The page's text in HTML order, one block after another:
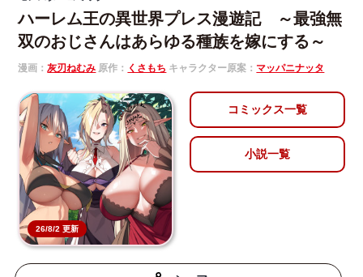
ハーレム王の異世界プレス漫遊記 ～最強無
双のおじさんはあらゆる種族を嫁にする～
漫画：灰刃ねむみ 原作： くさもち キャラクター原案： マッパニナッタ
26/8/2 更新
コミックス一覧
小説一覧